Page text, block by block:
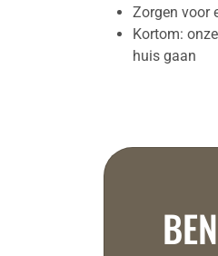
Zorgen voor
Kortom:
huis gaan